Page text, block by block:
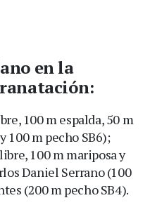
en la
100 m espalda, 50 m
100 m pecho SB6);
100 m mariposa y
Daniel Serrano (100
(200 m pecho SB4).